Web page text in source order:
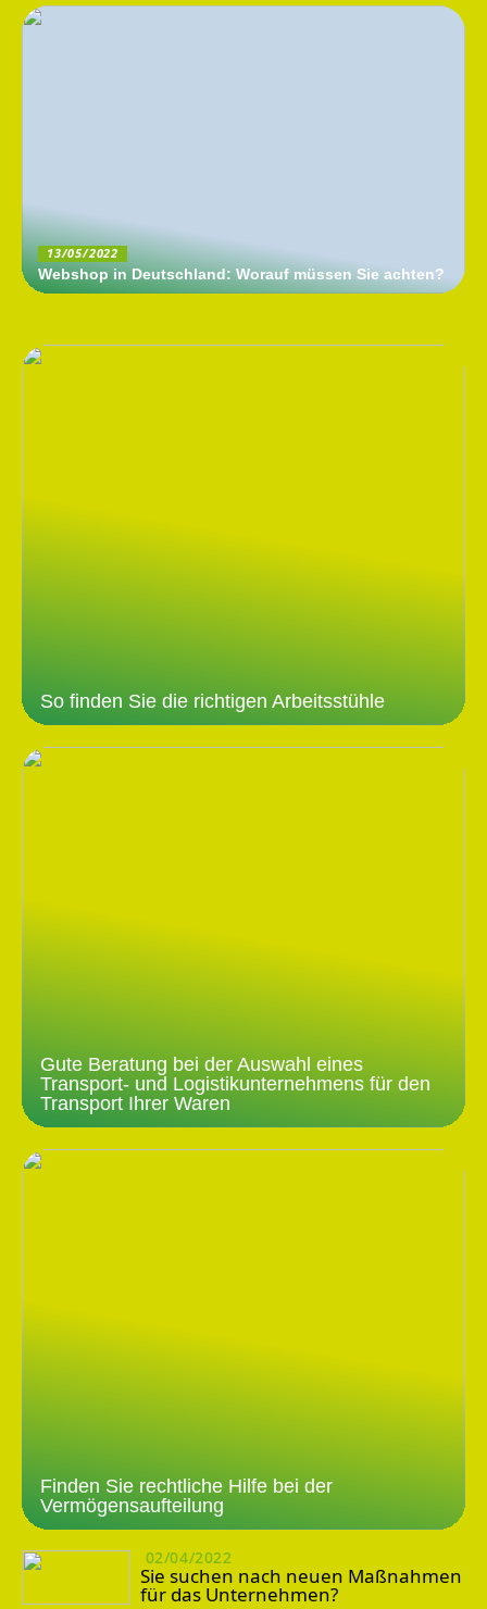
13/05/2022
Webshop in Deutschland: Worauf müssen Sie achten?
So finden Sie die richtigen Arbeitsstühle
Gute Beratung bei der Auswahl eines
Transport- und Logistikunternehmens für den
Transport Ihrer Waren
Finden Sie rechtliche Hilfe bei der
Vermögensaufteilung
02/04/2022
Sie suchen nach neuen Maßnahmen
für das Unternehmen?